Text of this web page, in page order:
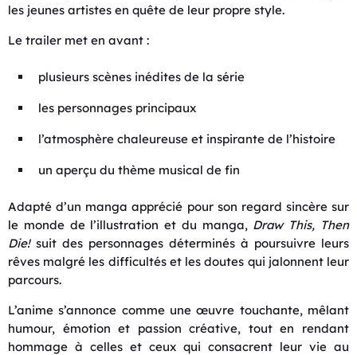
les jeunes artistes en quête de leur propre style.
Le trailer met en avant :
plusieurs scènes inédites de la série
les personnages principaux
l’atmosphère chaleureuse et inspirante de l’histoire
un aperçu du thème musical de fin
Adapté d’un manga apprécié pour son regard sincère sur
le monde de l’illustration et du manga, Draw This, Then
Die!suit des personnages déterminés à poursuivre leurs
rêves malgré les difficultés et les doutes qui jalonnent leur
parcours.
L’anime s’annonce comme une œuvre touchante, mêlant
humour, émotion et passion créative, tout en rendant
hommage à celles et ceux qui consacrent leur vie au